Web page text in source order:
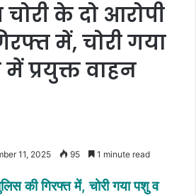
के दो आरोपी
में, चोरी गया
प्रयुक्त वाहन
11, 2025 95 1 minute read
की गिरफ्त में, चोरी गया पशु व